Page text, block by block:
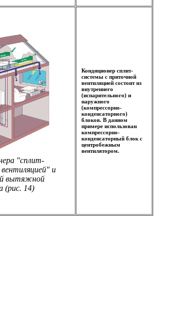
"сплит-
и
вытяжной
(рис. 14)
Кондиционер сплит-
системы с приточной
вентиляцией состоит из
внутреннего
(испарительного) и
наружного
(компрессорно-
конденсаторного)
блоков. В данном
примере использован
компрессорно-
конденсаторный блок с
центробежным
вентилятором.